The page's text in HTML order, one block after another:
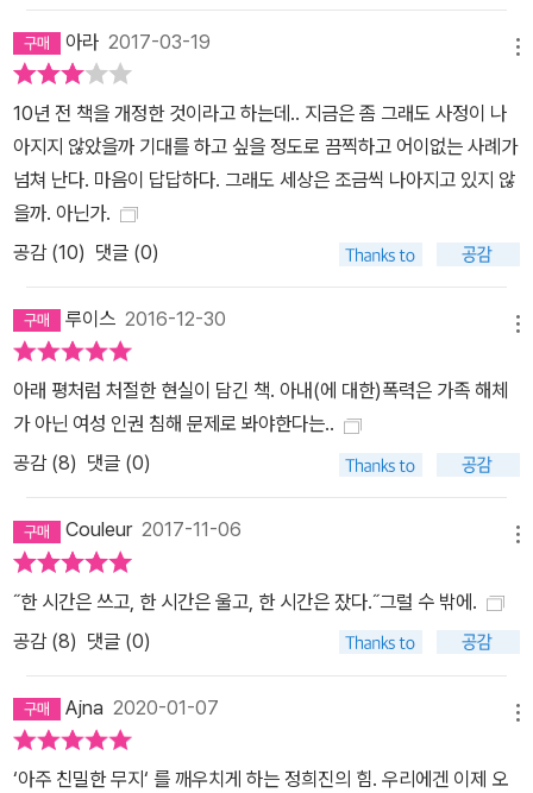
아라 2017-03-19
10년 전 책을 개정한 것이라고 하는데.. 지금은 좀 그래도 사정이 나
아지지 않았을까 기대를 하고 싶을 정도로 끔찍하고 어이없는 사례가
넘쳐 난다. 마음이 답답하다. 그래도 세상은 조금씩 나아지고 있지 않
을까. 아닌가.
공감 (10) 댓글 (0)
루이스 2016-12-30
아래 평처럼 처절한 현실이 담긴 책. 아내(에 대한)폭력은 가족 해체
가 아닌 여성 인권 침해 문제로 봐야한다는..
공감 (8) 댓글 (0)
Couleur2017-11-06
˝한 시간은 쓰고, 한 시간은 울고, 한 시간은 잤다.˝그럴 수 밖에.
공감 (8) 댓글 (0)
Ajna 2020-01-07
‘아주 친밀한 무지‘ 를 깨우치게 하는 정희진의 힘. 우리에겐 이제 오